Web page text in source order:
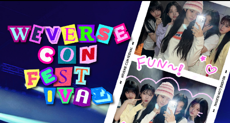
THE
INDUSTRY
PLAYLIST
NoW
ALL
ARTICLES